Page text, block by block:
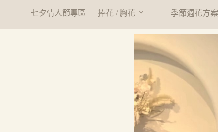
七夕情人節專區 捧花 / 胸花 季節週花方案